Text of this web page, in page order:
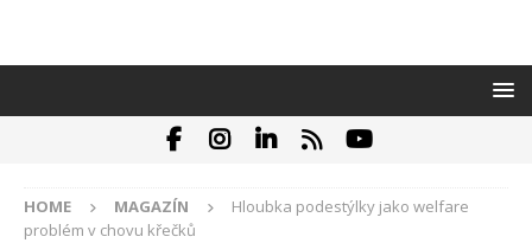
HOME MAGAZÍN
Hloubka podestýlky jako welfare
problém v chovu křečků